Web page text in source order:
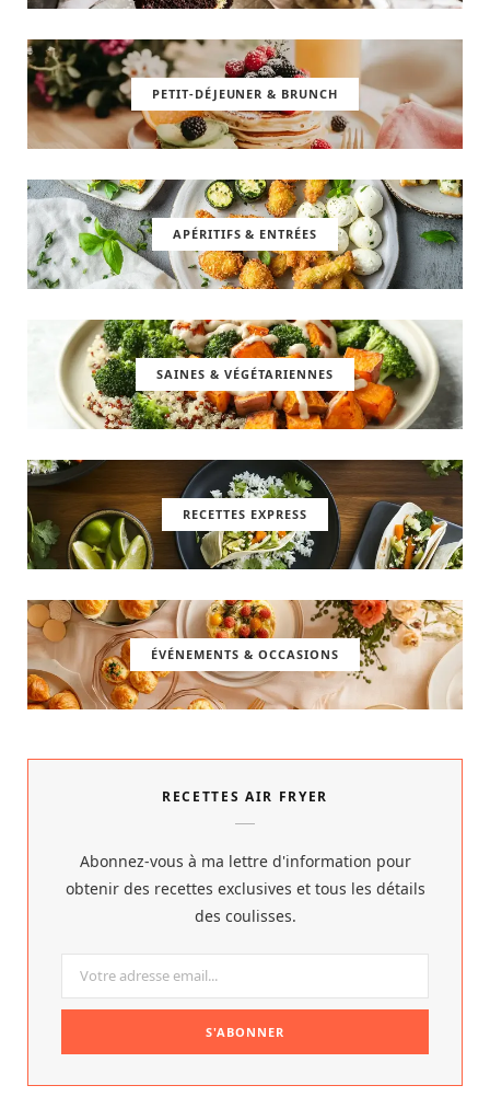
PETIT-DÉJEUNER & BRUNCH
APÉRITIFS & ENTRÉES
SAINES & VÉGÉTARIENNES
RECETTES EXPRESS
ÉVÉNEMENTS & OCCASIONS
RECETTES AIR FRYER
Abonnez-vous à ma lettre d'information pour
obtenir des recettes exclusives et tous les détails
des coulisses.